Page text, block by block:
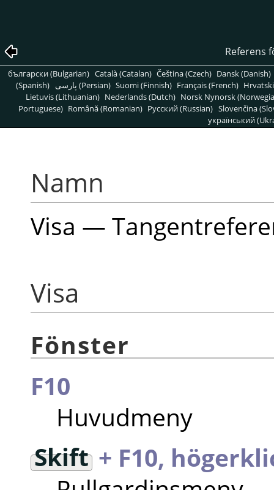
Referens
български (Bulgarian) Català (Catalan) Čeština (Czech) Dansk (Danish)
(Spanish)
پارسی (Persian) Suomi (Finnish) Français (French)
Lietuvis (Lithuanian) Nederlands (Dutch) Norsk Nynorsk
Portuguese) Română (Romanian) Pусский (Russian) Slovenčina
український
Namn
Visa —
Visa
Fönster
F10
Huvudmeny
Skift+ F10,